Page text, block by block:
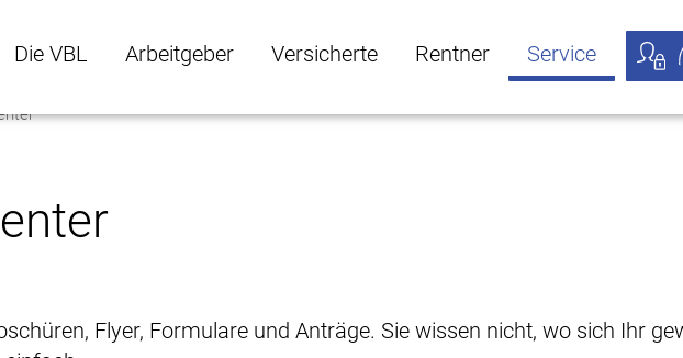
Die VBL Arbeitgeber Versicherte Rentner Service
Flyer, Formulare und Anträge. Sie wissen nicht, wo sich Ihr